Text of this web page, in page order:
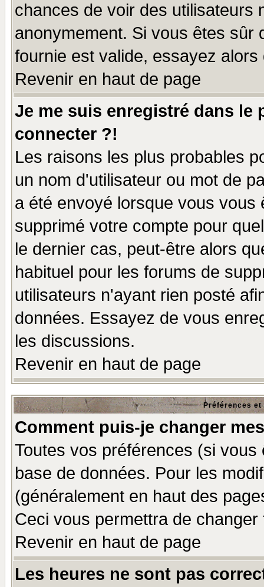
chances de voir des utilisateurs
anonymement. Si vous êtes sûr
fournie est valide, essayez
Revenir en haut de page
Je me suis enregistré dans le
connecter ?!
Les raisons les plus probables
un nom d'utilisateur ou mot de
a été envoyé lorsque vous
supprimé votre compte pour
le dernier cas, peut-être alors
habituel pour les forums de
utilisateurs n'ayant rien posté
données. Essayez de vous
les discussions.
Revenir en haut de page
Préférences
Comment puis-je changer
Toutes vos préférences (si
base de données. Pour les
(généralement en haut des
Ceci vous permettra de
Revenir en haut de page
Les heures ne sont pas